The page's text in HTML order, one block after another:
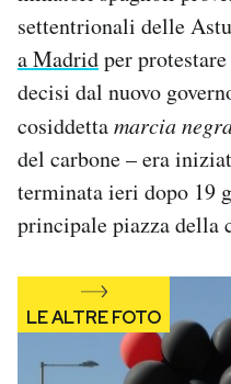
AREA PERSONALE
Area Personale
Newsletter
Notifiche mobile
Regala il Post
Esci
settentrionali delle
a Madridper
decisi dal nuovo
cosiddettamarcia
del carbone – era
terminata ieri dopo 19
principale piazza della